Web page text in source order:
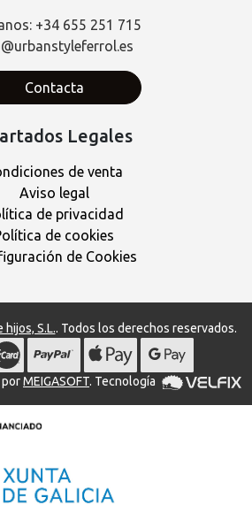
+34 655 251 715
Contacta
Legales
de venta
Aviso legal
de privacidad
de cookies
de Cookies
hijos, S.L.. Todos los derechos reservados.
MEIGASOFT. Tecnología